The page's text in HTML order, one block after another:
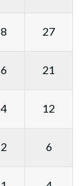
8 27
6 21
4 12
2 6